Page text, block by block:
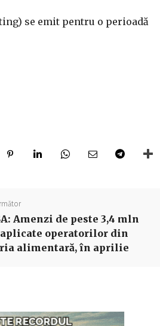
se emit pentru o perioadă
Amenzi de peste 3,4 mln
operatorilor din
alimentară, în aprilie